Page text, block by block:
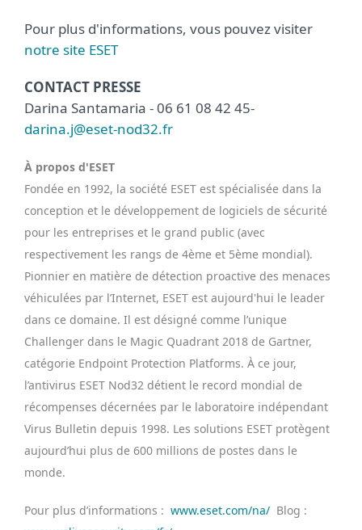
Pour plus d'informations, vous pouvez visiter
notre site ESET
CONTACT PRESSE
Darina Santamaria - 06 61 08 42 45-
darina.j@eset-nod32.fr
À propos d'ESET
Fondée en 1992, la société ESET est spécialisée dans la
conception et le développement de logiciels de sécurité
pour les entreprises et le grand public (avec
respectivement les rangs de 4ème et 5ème mondial).
Pionnier en matière de détection proactive des menaces
véhiculées par l’Internet, ESET est aujourd'hui le leader
dans ce domaine. Il est désigné comme l’unique
Challenger dans le Magic Quadrant 2018 de Gartner,
catégorie Endpoint Protection Platforms. À ce jour,
l’antivirus ESET Nod32 détient le record mondial de
récompenses décernées par le laboratoire indépendant
Virus Bulletin depuis 1998. Les solutions ESET protègent
aujourd’hui plus de 600 millions de postes dans le
monde.
Pour plus d’informations : www.eset.com/na/ Blog :